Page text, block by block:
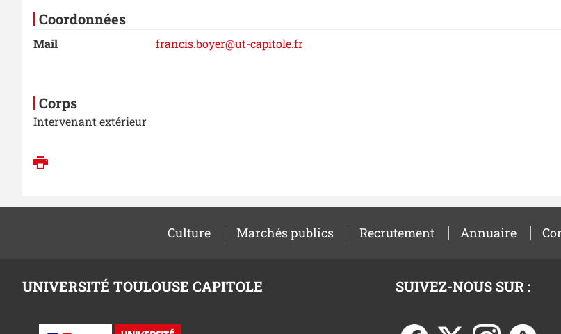
Coordonnées
Mail francis.boyer@ut-capitole.fr
Corps
Intervenant extérieur
Culture Marchés publics Recrutement Annuaire
UNIVERSITÉ TOULOUSE CAPITOLE SUIVEZ-NOUS SUR :